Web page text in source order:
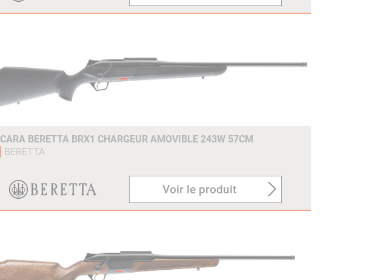
CARA BERETTA BRX1 CHARGEUR AMOVIBLE 243W 57CM
BERETTA
Voir le produit